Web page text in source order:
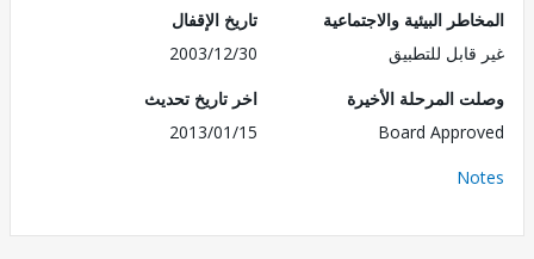
البيئية والاجتماعية
للتطبيق
تاريخ الإقفال
2003/12/30
المرحلة الأخيرة
Board
اخر تاريخ تحديث
2013/01/15